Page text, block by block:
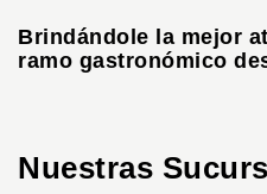
Brindándole la mejor
ramo gastronómico
Nuestras